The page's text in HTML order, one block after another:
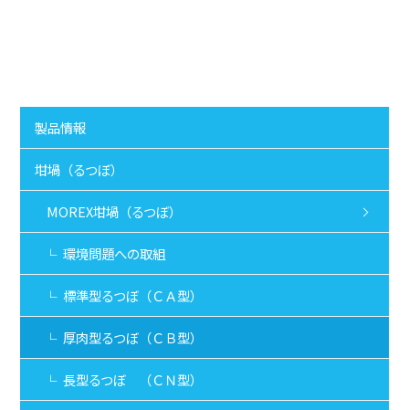
SCN保護管
窒化(チッカ)珪素（Si₃N₄）
ストーク
窒化（チッカ）珪素（Si₃N₄）
アルミナ
KCカーボン
耐火材料（レンガ・モルタル・補修材・他）
炉蓋（ろぶた）
断熱レンガ・耐火レンガ
キューポラ用黒鉛レンガ
プレキャスト製品 （プレキャストブロ
製品情報
坩堝（るつぼ）
MOREX坩堝（るつぼ）
環境問題への取組
標準型るつぼ（ＣＡ型）
厚肉型るつぼ（ＣＢ型）
長型るつぼ （ＣＮ型）